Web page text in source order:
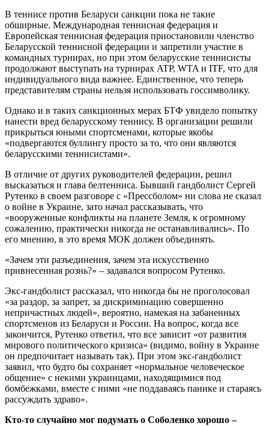
В теннисе против Беларуси санкции пока не такие
обширные. Международная теннисная федерация и
Европейская теннисная федерация приостановили членство
Беларусской теннисной федерации и запретили участие в
командных турнирах, но при этом беларусские теннисисты
продолжают выступать на турнирах ATP, WTA и ITF, что для
индивидуального вида важнее. Единственное, что теперь
представителям страны нельзя использовать госсимволику.
Однако и в таких санкционных мерах БТФ увидело попытку
нанести вред беларусскому теннису. В организации решили
прикрыться юными спортсменами, которые якобы
«подвергаются буллингу просто за то, что они являются
беларусскими теннисистами».
В отличие от других руководителей федерации, решил
высказаться и глава белтенниса. Бывший гандболист Сергей
Рутенко в своем разговоре с «Прессболом» ни слова не сказал
о войне в Украине, зато начал рассказывать, что
«вооруженные конфликты на планете Земля, к огромному
сожалению, практически никогда не останавливались». По
его мнению, в это время МОК должен объединять.
«Зачем эти разъединения, зачем эта искусственно
привнесенная рознь?» – задавался вопросом Рутенко.
Экс-гандболист рассказал, что никогда бы не проголосовал
«за раздор, за запрет, за дискриминацию совершенно
непричастных людей», вероятно, намекая на забаненных
спортсменов из Беларуси и России. На вопрос, когда все
закончится, Рутенко ответил, что все зависит «от развития
мирового политического кризиса» (видимо, войну в Украине
он предпочитает называть так). При этом экс-гандболист
заявил, что будто бы сохраняет «нормальное человеческое
общение» с некими украинцами, находящимися под
бомбежками, вместе с ними «не поддаваясь панике и стараясь
рассуждать здраво».
Кто-то случайно мог подумать о Соболенко хорошо –